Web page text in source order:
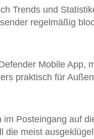
Trends und
regelmäßig
Mobile App,
praktisch für
Posteingang auf
die meist